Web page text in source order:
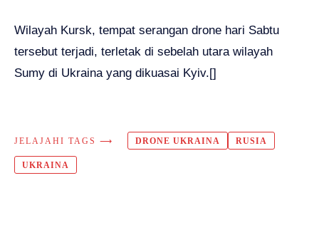
Wilayah Kursk, tempat serangan drone hari Sabtu
tersebut terjadi, terletak di sebelah utara wilayah
Sumy di Ukraina yang dikuasai Kyiv.[]
JELAJAHI TAGS ⟶ DRONE UKRAINA RUSIA
UKRAINA